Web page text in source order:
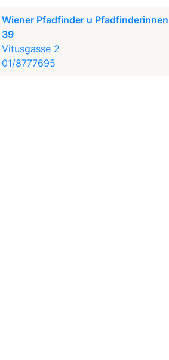
Wiener Pfadfinder u
39
Vitusgasse 2
01/8777695